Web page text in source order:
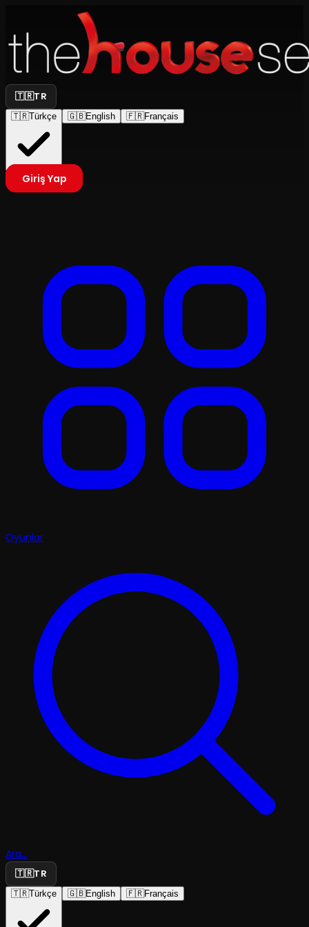
🇹🇷TR
🇹🇷Türkçe 🇬🇧English 🇫🇷Français
Giriş Yap
Oyunlar
Ara...
🇹🇷TR
🇹🇷Türkçe 🇬🇧English 🇫🇷Français